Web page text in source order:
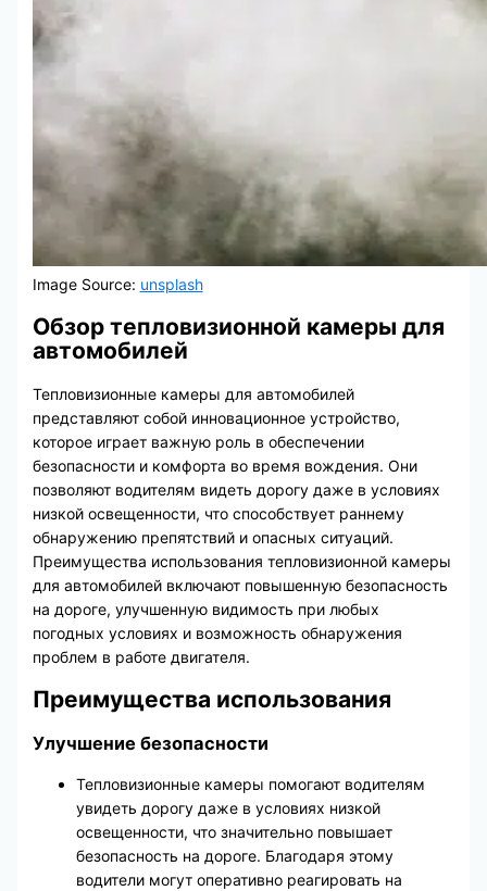
Image Source: unsplash
Обзор тепловизионной камеры для
автомобилей
Тепловизионные камеры для автомобилей
представляют собой инновационное устройство,
которое играет важную роль в обеспечении
безопасности и комфорта во время вождения. Они
позволяют водителям видеть дорогу даже в условиях
низкой освещенности, что способствует раннему
обнаружению препятствий и опасных ситуаций.
Преимущества использования тепловизионной камеры
для автомобилей включают повышенную безопасность
на дороге, улучшенную видимость при любых
погодных условиях и возможность обнаружения
проблем в работе двигателя.
Преимущества использования
Улучшение безопасности
Тепловизионные камеры помогают водителям
увидеть дорогу даже в условиях низкой
освещенности, что значительно повышает
безопасность на дороге. Благодаря этому
водители могут оперативно реагировать на